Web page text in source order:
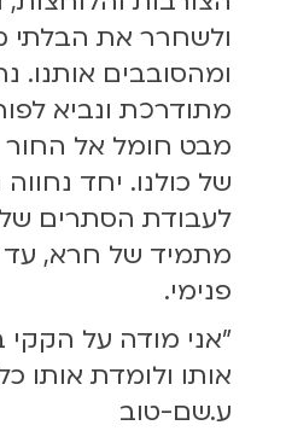
ולשחרר את הבלתי
ומהסובבים אותנו.
מתודרכת ונביא
מבט חומל אל החור
של כולנו. יחד
לעבודת הסתרים של
מתמיד של חרא,
פנימי.
"אני מודה על הקקי
אותו ולומדת אותו
ע.שם-טוב